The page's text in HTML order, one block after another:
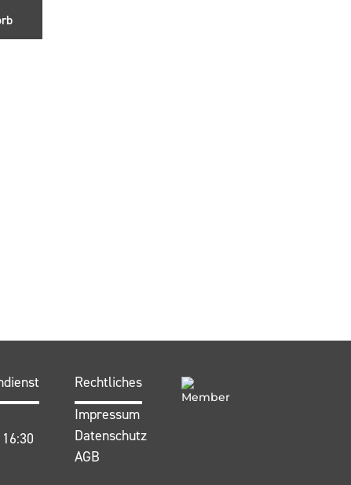
Rechtliches
Impressum
Datenschutz
AGB
Member